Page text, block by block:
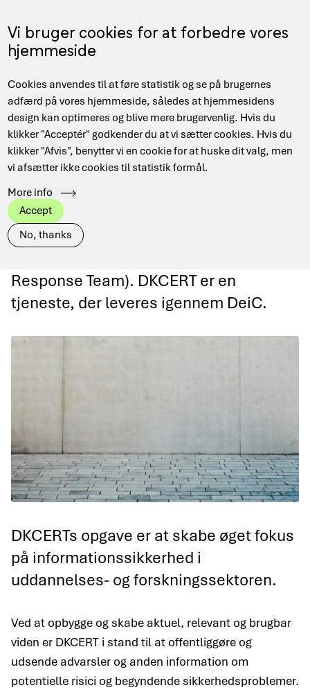
Vi bruger cookies for at forbedre vores
hjemmeside
Cookies anvendes til at føre statistik og se på brugernes
adfærd på vores hjemmeside, således at hjemmesidens
design kan optimeres og blive mere brugervenlig. Hvis du
klikker "Acceptér" godkender du at vi sætter cookies. Hvis du
klikker "Afvis", benytter vi en cookie for at huske dit valg, men
vi afsætter ikke cookies til statistik formål.
More info
Accept
No, thanks
til
hovedindhold
EN
Main
navigation
Brødkrumme
Hjem Sikkerhed
Sikkerhed
Informationssikkerheden på
Forskningsnettet overvåges af DKCERT
Response Team). DKCERT er en
tjeneste, der leveres igennem DeiC.
DKCERTs opgave er at skabe øget fokus
på informationssikkerhed i
uddannelses- og forskningssektoren.
Ved at opbygge og skabe aktuel, relevant og brugbar
viden er DKCERT i stand til at offentliggøre og
udsende advarsler og anden information om
potentielle risici og begyndende sikkerhedsproblemer.